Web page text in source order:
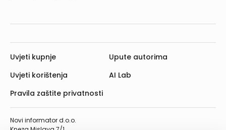
Novi informator d.o.o.
Uvjeti kupnje
Uvjeti korištenja
Pravila zaštite privatnosti
Upute autorima
AI Lab